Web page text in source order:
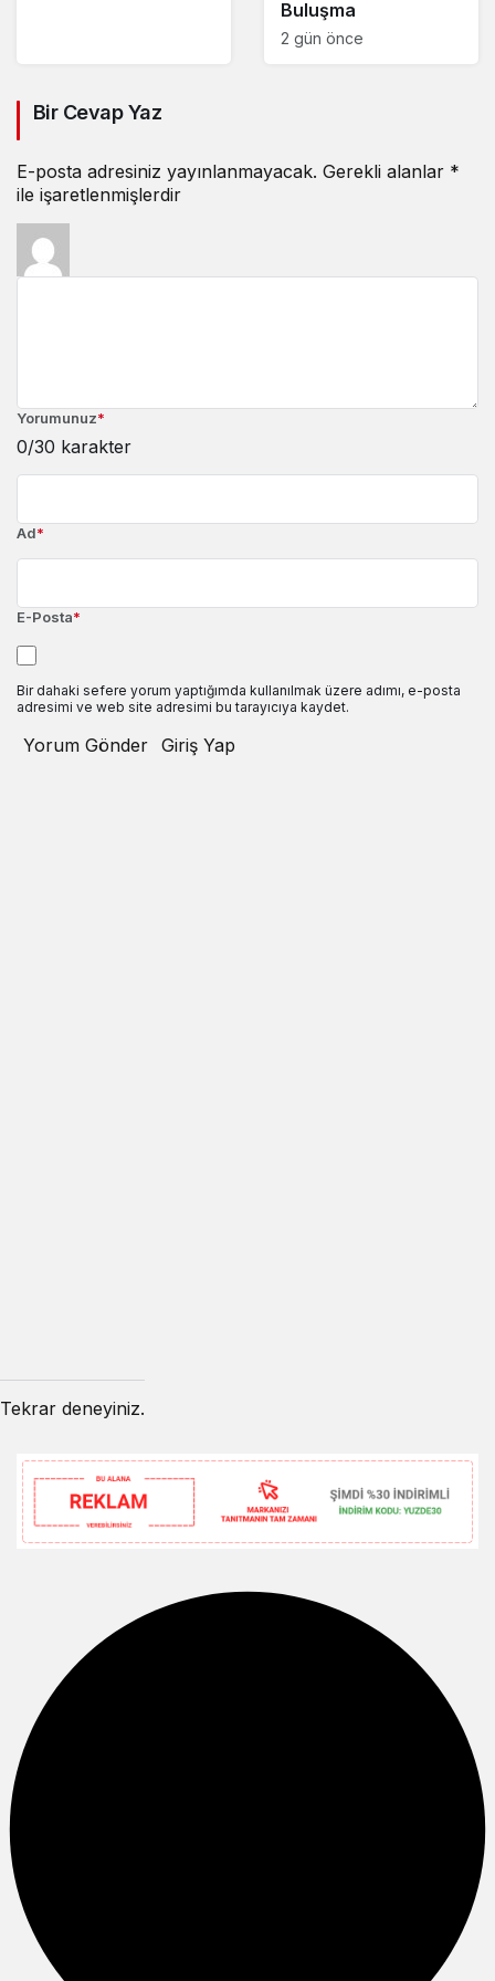
Buluşma
2 gün önce
Bir Cevap Yaz
E-posta adresiniz yayınlanmayacak. Gerekli alanlar *
ile işaretlenmişlerdir
Yorumunuz*
0/30 karakter
Ad*
E-Posta*
Bir dahaki sefere yorum yaptığımda kullanılmak üzere adımı, e-posta
adresimi ve web site adresimi bu tarayıcıya kaydet.
Yorum Gönder Giriş Yap
Tekrar deneyiniz.